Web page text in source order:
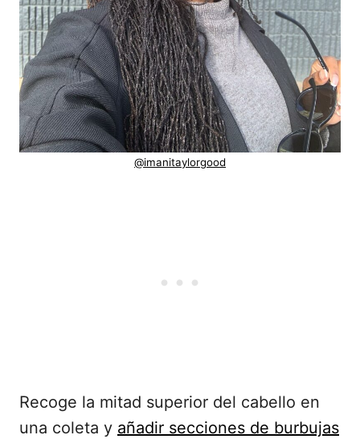
@imanitaylorgood
Recoge la mitad superior del cabello en
una coleta y añadir secciones de burbujas